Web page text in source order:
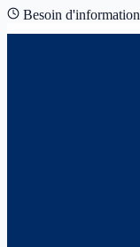
Besoin